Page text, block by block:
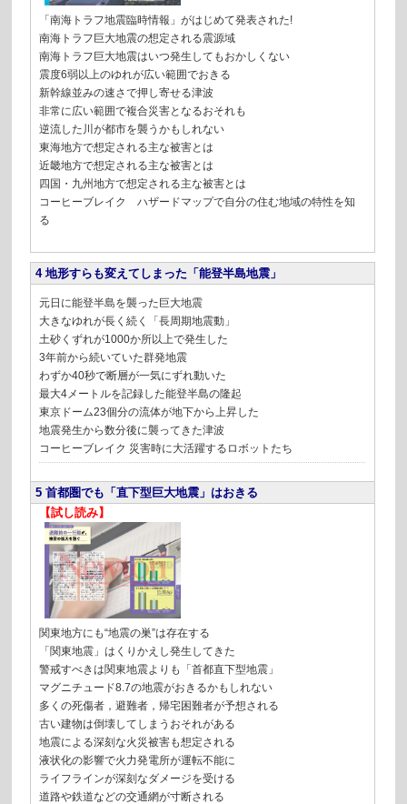
「南海トラフ地震臨時情報」がはじめて発表された!
南海トラフ巨大地震の想定される震源域
南海トラフ巨大地震はいつ発生してもおかしくない
震度6弱以上のゆれが広い範囲でおきる
新幹線並みの速さで押し寄せる津波
非常に広い範囲で複合災害となるおそれも
逆流した川が都市を襲うかもしれない
東海地方で想定される主な被害とは
近畿地方で想定される主な被害とは
四国・九州地方で想定される主な被害とは
コーヒーブレイク ハザードマップで自分の住む地域の特性を知
る
4 地形すらも変えてしまった「能登半島地震」
元日に能登半島を襲った巨大地震
大きなゆれが長く続く「長周期地震動」
土砂くずれが1000か所以上で発生した
3年前から続いていた群発地震
わずか40秒で断層が一気にずれ動いた
最大4メートルを記録した能登半島の隆起
東京ドーム23個分の流体が地下から上昇した
地震発生から数分後に襲ってきた津波
コーヒーブレイク 災害時に大活躍するロボットたち
5 首都圏でも「直下型巨大地震」はおきる
【試し読み】
関東地方にも“地震の巣”は存在する
「関東地震」はくりかえし発生してきた
警戒すべきは関東地震よりも「首都直下型地震」
マグニチュード8.7の地震がおきるかもしれない
多くの死傷者，避難者，帰宅困難者が予想される
古い建物は倒壊してしまうおそれがある
地震による深刻な火災被害も想定される
液状化の影響で火力発電所が運転不能に
ライフラインが深刻なダメージを受ける
道路や鉄道などの交通網が寸断される